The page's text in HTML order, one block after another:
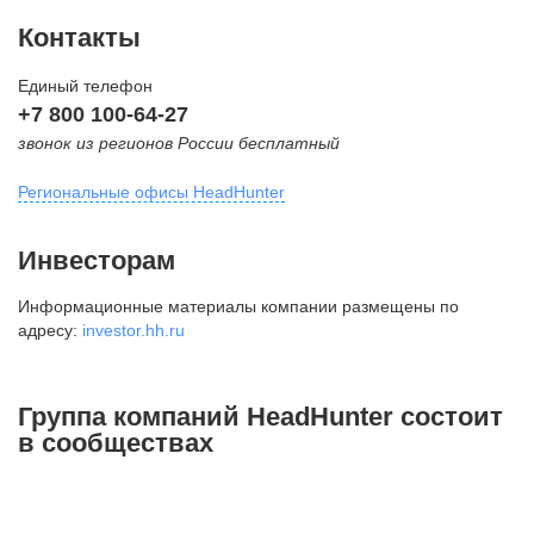
Контакты
Единый телефон
+7 800 100-64-27
звонок из регионов России бесплатный
Региональные офисы HeadHunter
внутригородская территория
Муниципальный округ Тверской,
2-я Брестская ул., д. 48,
+7 495 980-64-27
Инвесторам
Информационные материалы компании размещены по
адресу: investor.hh.ru
Группа компаний HeadHunter состоит
в сообществах